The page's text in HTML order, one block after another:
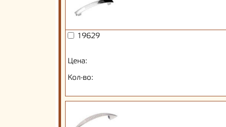
19629
Цена:
Кол-во: